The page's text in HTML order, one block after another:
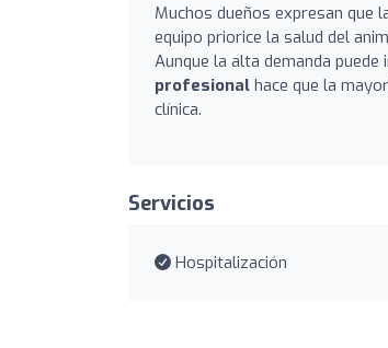
Muchos dueños expresan que
equipo priorice la salud del
Aunque la alta demanda
profesional hace que la
clínica.
Servicios
Hospitalización